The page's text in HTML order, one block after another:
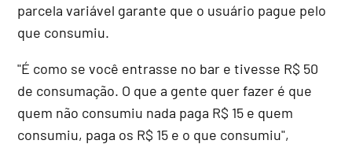
parcela variável garante que o usuário pague pelo
que consumiu.
"É como se você entrasse no bar e tivesse R$ 50
de consumação. O que a gente quer fazer é que
quem não consumiu nada paga R$ 15 e quem
consumiu, paga os R$ 15 e o que consumiu",